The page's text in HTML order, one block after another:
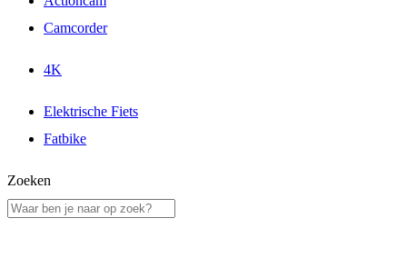
Camcorder
4K
Elektrische Fiets
Fatbike
Zoeken